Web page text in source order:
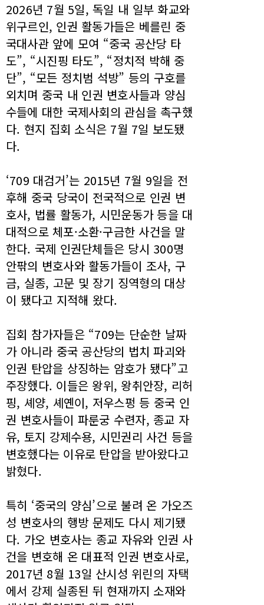
2026년 7월 5일, 독일 내 일부 화교와
위구르인, 인권 활동가들은 베를린 중
국대사관 앞에 모여 “중국 공산당 타
도”, “시진핑 타도”, “정치적 박해 중
단”, “모든 정치범 석방” 등의 구호를
외치며 중국 내 인권 변호사들과 양심
수들에 대한 국제사회의 관심을 촉구했
다. 현지 집회 소식은 7월 7일 보도됐
다.
‘709 대검거’는 2015년 7월 9일을 전
후해 중국 당국이 전국적으로 인권 변
호사, 법률 활동가, 시민운동가 등을 대
대적으로 체포·소환·구금한 사건을 말
한다. 국제 인권단체들은 당시 300명
안팎의 변호사와 활동가들이 조사, 구
금, 실종, 고문 및 장기 징역형의 대상
이 됐다고 지적해 왔다.
집회 참가자들은 “709는 단순한 날짜
가 아니라 중국 공산당의 법치 파괴와
인권 탄압을 상징하는 암호가 됐다”고
주장했다. 이들은 왕위, 왕취안장, 리허
핑, 셰양, 셰옌이, 저우스펑 등 중국 인
권 변호사들이 파룬궁 수련자, 종교 자
유, 토지 강제수용, 시민권리 사건 등을
변호했다는 이유로 탄압을 받아왔다고
밝혔다.
특히 ‘중국의 양심’으로 불려 온 가오즈
성 변호사의 행방 문제도 다시 제기됐
다. 가오 변호사는 종교 자유와 인권 사
건을 변호해 온 대표적 인권 변호사로,
2017년 8월 13일 산시성 위린의 자택
에서 강제 실종된 뒤 현재까지 소재와